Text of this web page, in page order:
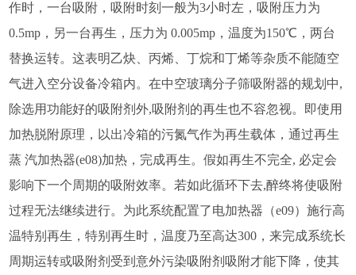
作时，一台吸附，吸附时刻一般为3小时左，吸附压力为
0.5mp，另一台再生，压力为 0.005mp，温度为150℃，两台
替换运转。这表明乙炔、丙烯、丁烷和丁烯等杂质不能随空
气进入空分设备冷箱内。在中空玻璃分子筛吸附器的规划中,
除选用功能好的吸附剂外,吸附剂的再生也不容忽视。即使用
加热脱附原理，以出冷箱的污氮气作为再生载体，通过再生
蒸 汽加热器(e08)加热，完成再生。假如再生不完全, 必定会
影响下一个周期的吸附效率。若如此循环下去,醉终将使吸附
过程无法继续进行。为此系统配置了电加热器（e09）施行高
温特别再生，特别再生时，温度乃至高达300，来完成系统长
周期运转或吸附剂受到意外污染吸附剂吸附才能下降，使其